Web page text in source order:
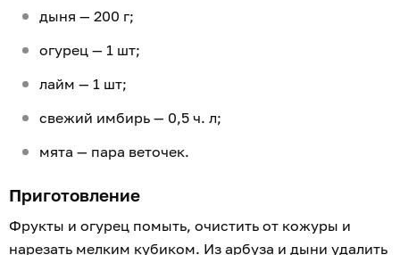
дыня — 200 г;
огурец — 1 шт;
лайм — 1 шт;
свежий имбирь — 0,5 ч. л;
мята — пара веточек.
Приготовление
Фрукты и огурец помыть, очистить от кожуры и
нарезать мелким кубиком. Из арбуза и дыни удалить